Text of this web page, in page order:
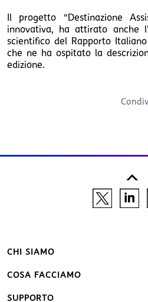
Il progetto “Destinazione
innovativa, ha attirato anche
scientifico del Rapporto Italiano
che ne ha ospitato la
edizione.
CHI SIAMO
COSA FACCIAMO
SUPPORTO